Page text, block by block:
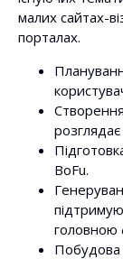
малих сайтах-
порталах.
розглядає
BoFu.
головною
Побудова